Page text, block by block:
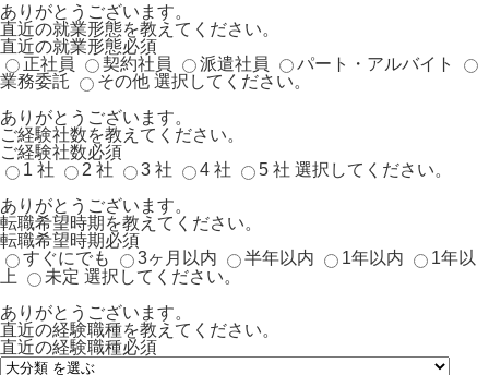
ありがとうございます。
直近の就業形態を教えてください。
直近の就業形態必須
正社員
契約社員 派遣社員
パート・アルバイト
業務委託
その他 選択してください。
ありがとうございます。
ご経験社数を教えてください。
ご経験社数必須
1 社
2 社 3 社 4 社 5 社 選択してください。
ありがとうございます。
転職希望時期を教えてください。
転職希望時期必須
すぐにでも
3ヶ月以内 半年以内 1年以内
1年以
上
未定 選択してください。
ありがとうございます。
直近の経験職種を教えてください。
直近の経験職種必須